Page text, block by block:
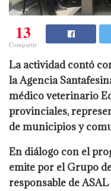
13
Compartir
La actividad contó
la Agencia
médico veterinario
provinciales,
de municipios y
En diálogo con el
emite por el Grupo
responsable de